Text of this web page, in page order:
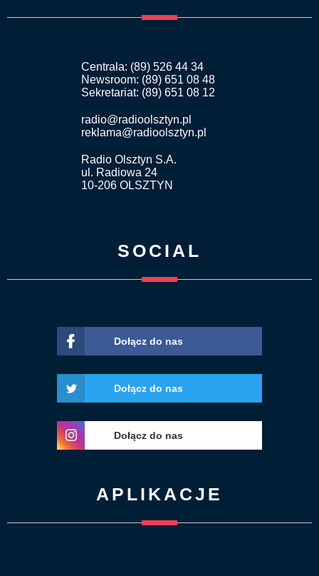
Centrala: (89) 526 44 34
Newsroom: (89) 651 08 48
Sekretariat: (89) 651 08 12
radio@radioolsztyn.pl
reklama@radioolsztyn.pl
Radio Olsztyn S.A.
ul. Radiowa 24
10-206 OLSZTYN
SOCIAL
Dołącz do nas
Dołącz do nas
Dołącz do nas
APLIKACJE